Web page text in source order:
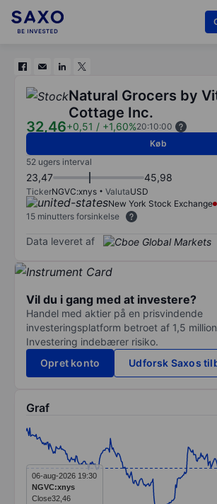
Natural Grocers by
Cottage Inc.
32,46+0,51 / +1,60%20:10:00
Køb
52 ugers interval
23,47 45,98
TickerNGVC:xnys ValutaUSD
New York Stock Exchange
15 minutters forsinkelse
Data leveret af
Vil du i gang med at investere?
Handel med aktier på en prisvindende
investeringsplatform betroet af 1,5
Investering indebærer risiko.
Opret konto
Udforsk Saxos
Graf
Line chart with 271 data points.
The chart has 1 X axis displaying
The chart has 1 Y axis displaying
06-aug-2026 19:30
NGVC:xnys
Close32,46